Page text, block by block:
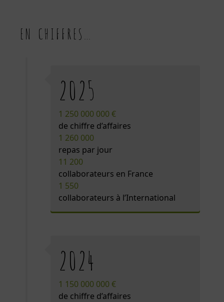
EN CHIFFRES…
2025
1 250 000 000 €
de chiffre d’affaires
1 260 000
repas par jour
11 200
collaborateurs en France
1 550
collaborateurs à l’International
2024
1 150 000 000 €
de chiffre d’affaires